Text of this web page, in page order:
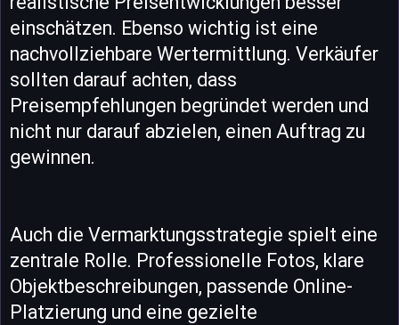
einschätzen. Ebenso wichtig ist eine
nachvollziehbare Wertermittlung. Verkäufer
sollten darauf achten, dass
Preisempfehlungen begründet werden und
nicht nur darauf abzielen, einen Auftrag zu
gewinnen.
Auch die Vermarktungsstrategie spielt eine
zentrale Rolle. Professionelle Fotos, klare
Objektbeschreibungen, passende Online-
Platzierung und eine gezielte